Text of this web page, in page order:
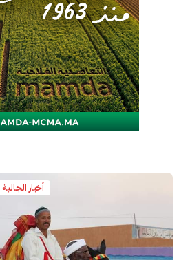
أخبار الجالية